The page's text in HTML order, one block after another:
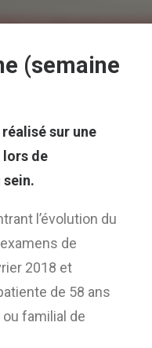
(semaine
réalisé sur une
lors de
sein.
l’évolution du
de
2018 et
de 58 ans
familial de